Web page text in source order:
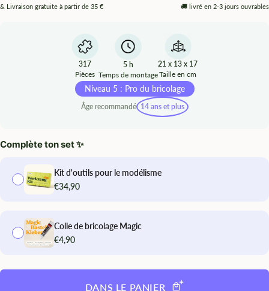
& Livraison gratuite à partir de 35 €
🚚 livré en 2-3 jours ouvrables
317
Pièces
5 h
Temps de montage
21 x 13 x 17
Taille en cm
Niveau 5 : Pro du bricolage
Âge recommandé 14 ans et plus
Complète ton set ✨
Kit d'outils pour le modélisme
€34,90
Colle de bricolage Magic
€4,90
DANS LE PANIER